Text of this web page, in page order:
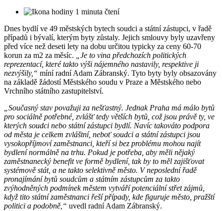
1 minuta čtení
Dnes bydlí ve 49 městských bytech soudci a státní zástupci, v řadě
případů i bývalí, kterým byty zůstaly. Jejich smlouvy byly uzavřeny
před více než deseti lety na dobu určitou typicky za ceny 60-70
korun za m2 za měsíc. „Je to vina předchozích politických
reprezentací, které takto výši nájemného nastavily, respektive ji
nezvýšily,“ míní radní Adam Zábranský. Tyto byty byly obsazovány
na základě žádostí Městského soudu v Praze a Městského nebo
Vrchního státního zastupitelství.
„Současný stav považuji za nešťastný. Jednak Praha má málo bytů
pro sociálně potřebné, zvlášť tedy větších bytů, což jsou právě ty, ve
kterých soudci nebo státní zástupci bydlí. Navíc takováto podpora
od města je celkem zvláštní, neboť soudci a státní zástupci jsou
vysokopříjmoví zaměstnanci, kteří si bez problému mohou najít
bydlení normálně na trhu. Pokud je potřeba, aby měli nějaký
zaměstnanecký benefit ve formě bydlení, tak by to měl zajišťovat
systémově stát, a ne takto selektivně město. V neposlední řadě
pronajímání bytů soudcům a státním zástupcům za takto
zvýhodněných podmínek městem vytváří potenciální střet zájmů,
když tito státní zaměstnanci řeší případy, kde figuruje město, pražští
politici a podobně,“ uvedl radní Adam Zábranský.